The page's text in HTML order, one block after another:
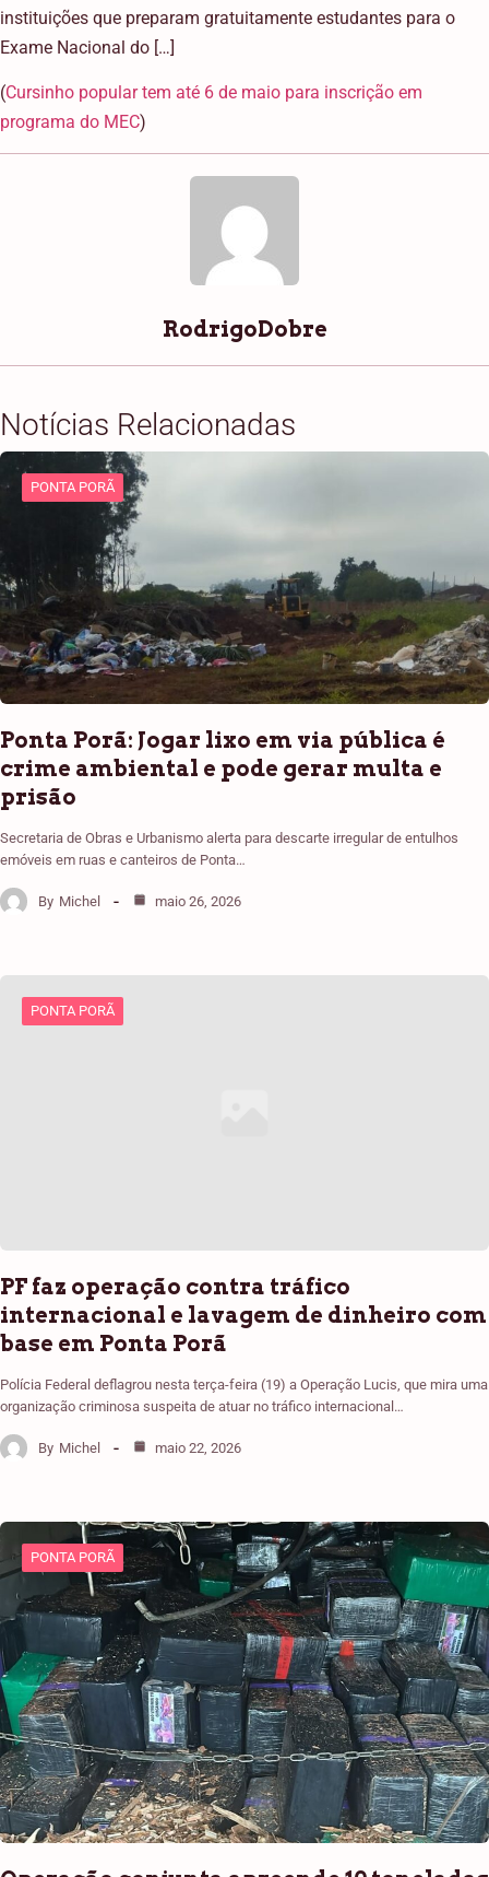
instituições que preparam gratuitamente estudantes para o
Exame Nacional do […]
(Cursinho popular tem até 6 de maio para inscrição em
programa do MEC)
RodrigoDobre
Notícias Relacionadas
PONTA PORÃ
Ponta Porã: Jogar lixo em via pública é
crime ambiental e pode gerar multa e
prisão
Secretaria de Obras e Urbanismo alerta para descarte irregular de entulhos
emóveis em ruas e canteiros de Ponta…
By Michel maio 26, 2026
PONTA PORÃ
PF faz operação contra tráfico
internacional e lavagem de dinheiro com
base em Ponta Porã
Polícia Federal deflagrou nesta terça-feira (19) a Operação Lucis, que mira uma
organização criminosa suspeita de atuar no tráfico internacional…
By Michel maio 22, 2026
PONTA PORÃ